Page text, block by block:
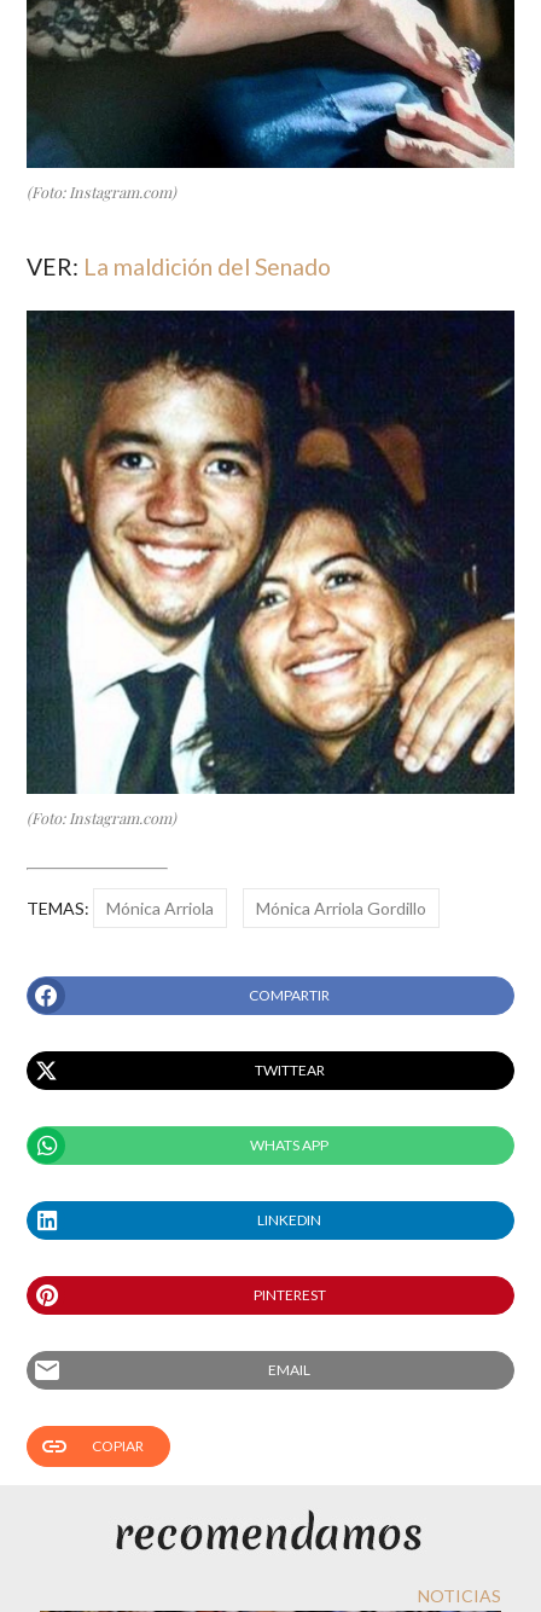
(Foto: Instagram.com)
VER: La maldición del Senado
(Foto: Instagram.com)
TEMAS: Mónica Arriola Mónica Arriola Gordillo
COMPARTIR
TWITTEAR
WHATS APP
LINKEDIN
PINTEREST
email EMAIL
link COPIAR
NOTICIAS